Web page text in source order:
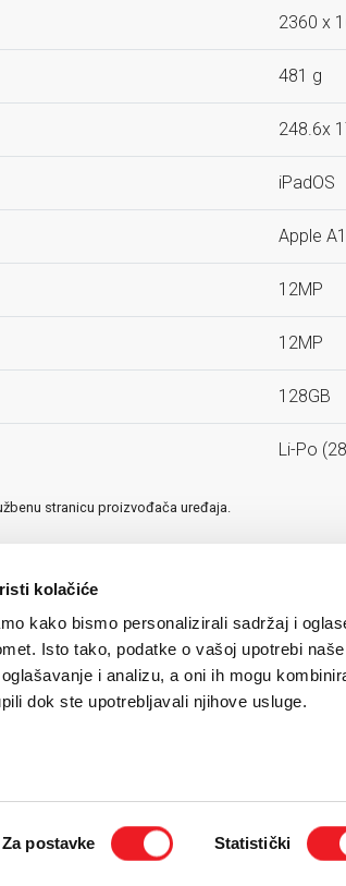
kolačiće
kako bismo personalizirali sadržaj i
Isto tako, podatke o vašoj upotrebi
i analizu, a oni ih mogu
dok ste upotrebljavali njihove usluge.
Za postavke Statistički
2360 x
481 g
248.6x
iPadOS
Apple
12MP
12MP
128GB
Li-Po
stranicu proizvođača uređaja.